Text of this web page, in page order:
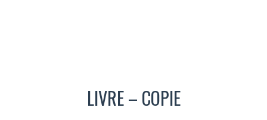
LIVRE – COPIE